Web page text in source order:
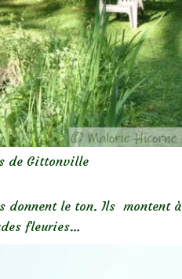
de Gittonville
donnent le ton. Ils montent à
fleuries…